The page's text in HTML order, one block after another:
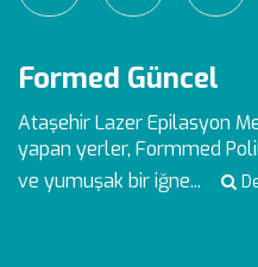
Formed Güncel
Ataşehir Lazer Epilasyon
yapan yerler, Formmed
ve yumuşak bir iğne...